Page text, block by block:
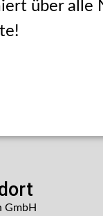
über alle
GmbH